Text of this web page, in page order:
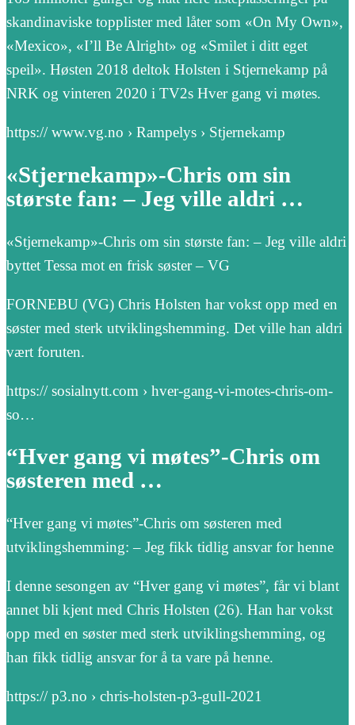
skandinaviske topplister med låter som «On My Own»,
«Mexico», «I’ll Be Alright» og «Smilet i ditt eget
speil». Høsten 2018 deltok Holsten i Stjernekamp på
NRK og vinteren 2020 i TV2s Hver gang vi møtes.
https:// www.vg.no › Rampelys › Stjernekamp
«Stjernekamp»-Chris om sin
største fan: – Jeg ville aldri …
«Stjernekamp»-Chris om sin største fan: – Jeg ville aldri
byttet Tessa mot en frisk søster – VG
FORNEBU (VG) Chris Holsten har vokst opp med en
søster med sterk utviklingshemming. Det ville han aldri
vært foruten.
https:// sosialnytt.com › hver-gang-vi-motes-chris-om-
so…
“Hver gang vi møtes”-Chris om
søsteren med …
“Hver gang vi møtes”-Chris om søsteren med
utviklingshemming: – Jeg fikk tidlig ansvar for henne
I denne sesongen av “Hver gang vi møtes”, får vi blant
annet bli kjent med Chris Holsten (26). Han har vokst
opp med en søster med sterk utviklingshemming, og
han fikk tidlig ansvar for å ta vare på henne.
https:// p3.no › chris-holsten-p3-gull-2021